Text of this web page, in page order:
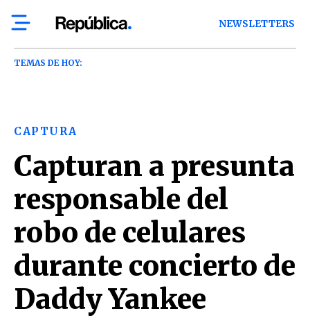
NEWSLETTERS
TEMAS DE HOY:
CAPTURA
Capturan a presunta
responsable del
robo de celulares
durante concierto de
Daddy Yankee